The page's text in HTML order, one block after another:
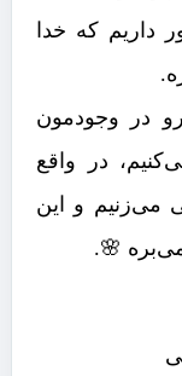
داریم که خدا
در وجودمون
در واقع
می‌زنیم و این
🌸.